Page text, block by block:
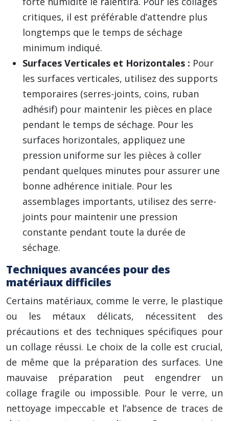
critiques, il est préférable d’attendre plus
longtemps que le temps de séchage
minimum indiqué.
Surfaces Verticales et Horizontales : Pour
les surfaces verticales, utilisez des supports
temporaires (serres-joints, coins, ruban
adhésif) pour maintenir les pièces en place
pendant le temps de séchage. Pour les
surfaces horizontales, appliquez une
pression uniforme sur les pièces à coller
pendant quelques minutes pour assurer une
bonne adhérence initiale. Pour les
assemblages importants, utilisez des serre-
joints pour maintenir une pression
constante pendant toute la durée de
séchage.
Techniques avancées pour des
matériaux difficiles
Certains matériaux, comme le verre, le plastique
ou les métaux délicats, nécessitent des
précautions et des techniques spécifiques pour
un collage réussi. Le choix de la colle est crucial,
de même que la préparation des surfaces. Une
mauvaise préparation peut engendrer un
collage fragile ou impossible. Pour le verre, un
nettoyage impeccable et l’absence de traces de